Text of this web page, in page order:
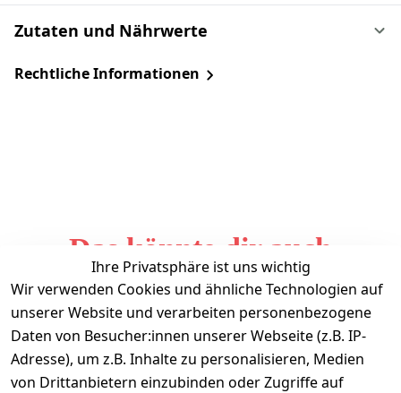
Zutaten und Nährwerte
Rechtliche Informationen
Das könnte dir auch
gefallen
Ihre Privatsphäre ist uns wichtig
Wir verwenden Cookies und ähnliche Technologien auf
unserer Website und verarbeiten personenbezogene
Daten von Besucher:innen unserer Webseite (z.B. IP-
Adresse), um z.B. Inhalte zu personalisieren, Medien
von Drittanbietern einzubinden oder Zugriffe auf